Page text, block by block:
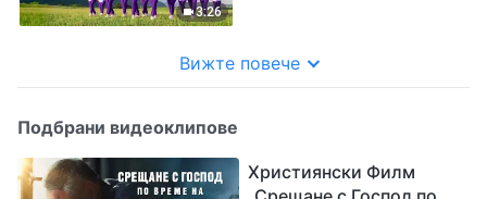
3:26
Вижте повече
Подбрани видеоклипове
Християнски Филм